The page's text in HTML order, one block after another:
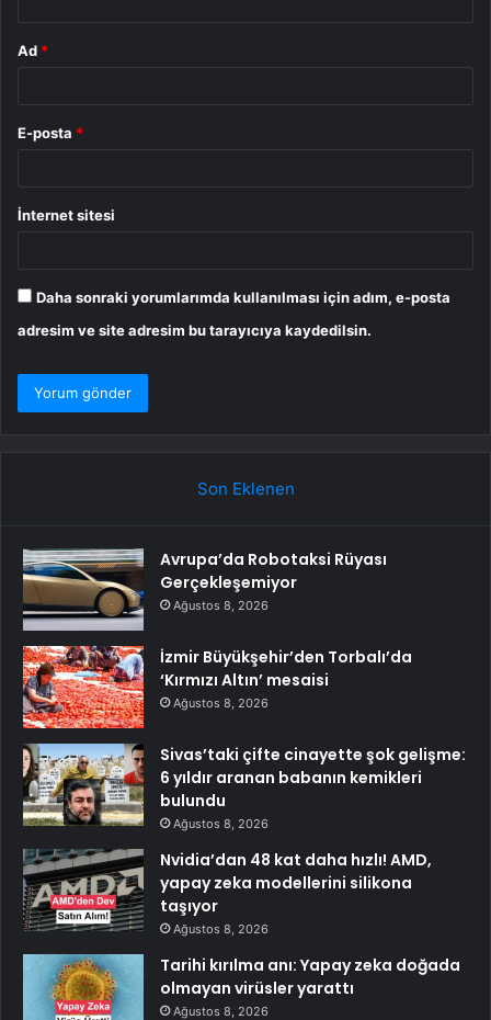
Ad *
E-posta *
İnternet sitesi
Daha sonraki yorumlarımda kullanılması için adım, e-posta
adresim ve site adresim bu tarayıcıya kaydedilsin.
Son Eklenen
Avrupa’da Robotaksi Rüyası
Gerçekleşemiyor
Ağustos 8, 2026
İzmir Büyükşehir’den Torbalı’da
‘Kırmızı Altın’ mesaisi
Ağustos 8, 2026
Sivas’taki çifte cinayette şok gelişme:
6 yıldır aranan babanın kemikleri
bulundu
Ağustos 8, 2026
Nvidia’dan 48 kat daha hızlı! AMD,
yapay zeka modellerini silikona
taşıyor
Ağustos 8, 2026
Tarihi kırılma anı: Yapay zeka doğada
olmayan virüsler yarattı
Ağustos 8, 2026